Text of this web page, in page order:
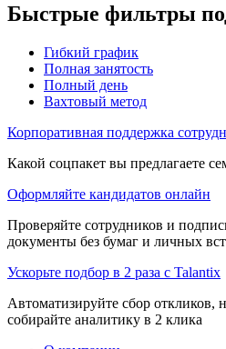
Быстрые фильтры
Гибкий график
Полная занятость
Полный день
Вахтовый метод
Корпоративная поддержка
Какой соцпакет вы предлагаете
Оформляйте кандидатов онлайн
Проверяйте сотрудников и
документы без бумаг и личных
Ускорьте подбор в 2 раза с Talantix
Автоматизируйте сбор откликов,
собирайте аналитику в 2 клика